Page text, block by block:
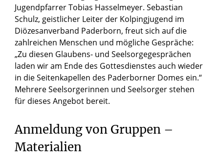
Jugendpfarrer Tobias Hasselmeyer. Sebastian
Schulz, geistlicher Leiter der Kolpingjugend im
Diözesanverband Paderborn, freut sich auf die
zahlreichen Menschen und mögliche Gespräche:
„Zu diesen Glaubens- und Seelsorgegesprächen
laden wir am Ende des Gottesdienstes auch wieder
in die Seitenkapellen des Paderborner Domes ein.“
Mehrere Seelsorgerinnen und Seelsorger stehen
für dieses Angebot bereit.
Anmeldung von Gruppen –
Materialien